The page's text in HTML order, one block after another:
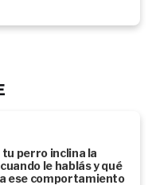
tu perro inclina la
le hablás y qué
ese comportamiento